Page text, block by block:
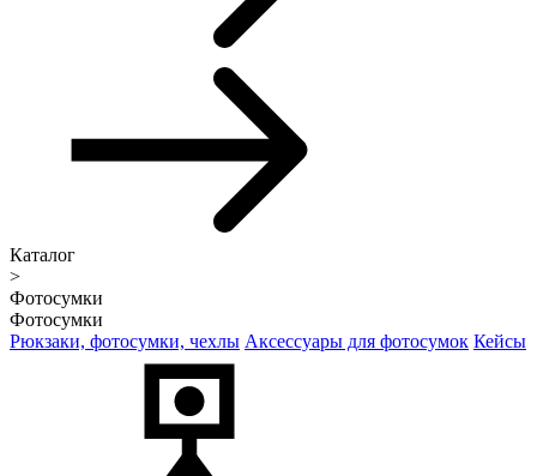
Каталог
>
Фотосумки
Фотосумки
Рюкзаки, фотосумки, чехлы Аксессуары для фотосумок Кейсы